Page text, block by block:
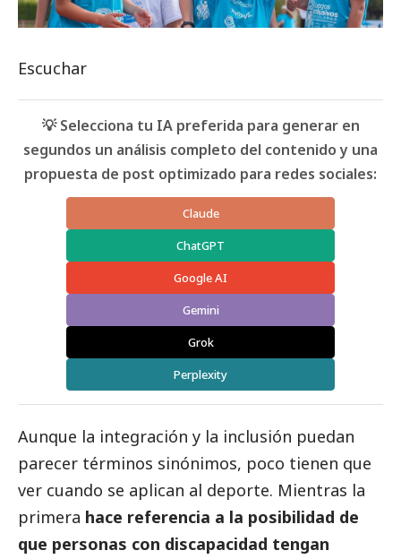
Escuchar
💡 Selecciona tu IA preferida para generar en
segundos un análisis completo del contenido y una
propuesta de post optimizado para redes sociales:
Claude
ChatGPT
Google AI
Gemini
Grok
Perplexity
Aunque la integración y la inclusión puedan
parecer términos sinónimos, poco tienen que
ver cuando se aplican al deporte. Mientras la
primera hace referencia a la posibilidad de
que personas con discapacidad tengan